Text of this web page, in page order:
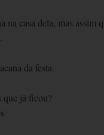
na casa dela, mas
da festa.
que já ficou?